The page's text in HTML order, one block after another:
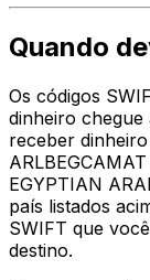
Quando
Os códigos
dinheiro
receber
EGYPTIAN
país listados
SWIFT que
destino.